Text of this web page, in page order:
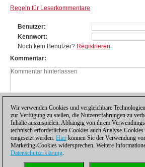
Regeln für Leserkommentare
Benutzer
Kennwort
Noch kein Benutzer? Registrieren
Kommentar
Wir verwenden Cookies und vergleichbare
zur Verfügung zu stellen, die Nutzererfahrungen zu
Inhalte auszuspielen. Abhängig von ihrem
technisch erforderlichen Cookies auch Analyse-
eingesetzt werden. Hier können Sie der Verwendung
Marketing-Cookies widersprechen. Weitere
Datenschutzerklärung.